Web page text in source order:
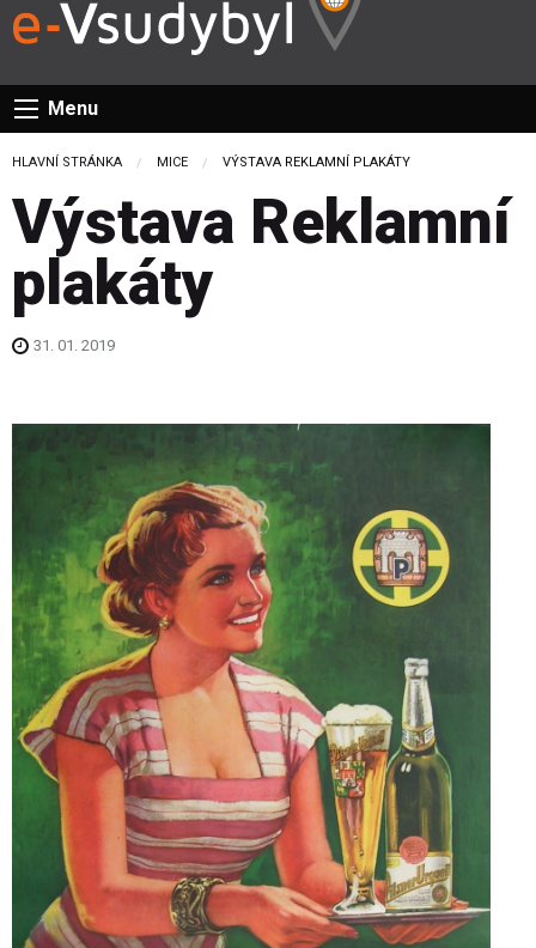
Menu
HLAVNÍ STRÁNKA MICE CURRENT:
VÝSTAVA REKLAMNÍ PLAKÁTY
Výstava Reklamní
plakáty
31. 01. 2019